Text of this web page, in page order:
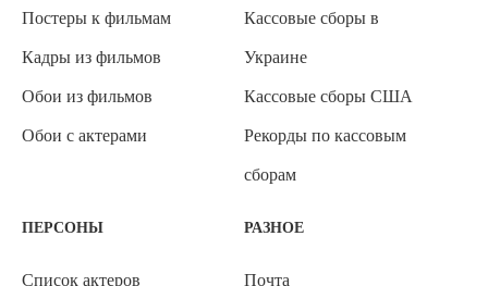
Постеры к фильмам
Кадры из фильмов
Обои из фильмов
Обои с актерами
Кассовые сборы в
Украине
Кассовые сборы США
Рекорды по кассовым
сборам
ПЕРСОНЫ
Список актеров
РАЗНОЕ
Почта